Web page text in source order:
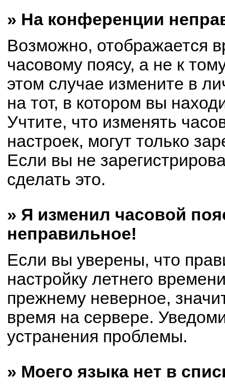
» На конференции
Возможно, отображается
часовому поясу, а не к
этом случае измените в
на тот, в котором вы
Учтите, что изменять
настроек, могут только
Если вы не
сделать это.
» Я изменил часовой
неправильное!
Если вы уверены, что
настройку летнего
прежнему неверное,
время на сервере.
устранения проблемы.
» Моего языка нет в